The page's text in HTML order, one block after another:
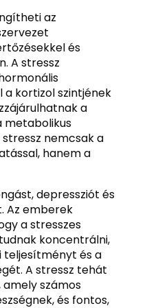
az
és
A stressz
a kortizol szintjének
a
metabolikus
nemcsak a
hanem a
depressziót és
Az emberek
a stresszes
koncentrálni,
teljesítményt és a
A stressz tehát
számos
és fontos,